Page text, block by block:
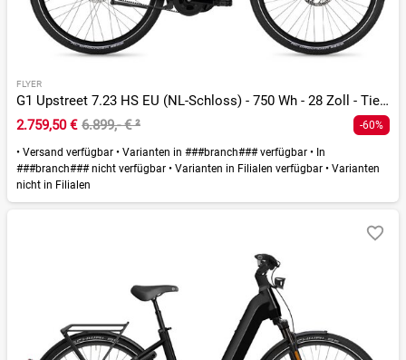
FLYER
G1 Upstreet 7.23 HS EU (NL-Schloss) - 750 Wh - 28 Zoll - Tiefeinsteiger
2.759,50 € 6.899,- €² -60%
• Versand verfügbar • Varianten in ###branch### verfügbar • In
###branch### nicht verfügbar • Varianten in Filialen verfügbar • Varianten
nicht in Filialen